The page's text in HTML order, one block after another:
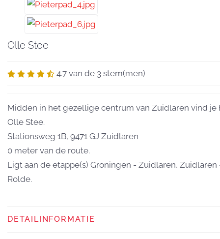
Olle Stee
4.7 van de 3 stem(men)
Midden in het gezellige centrum van Zuidlaren vind je
Olle Stee.
Stationsweg 1B, 9471 GJ Zuidlaren
0 meter van de route.
Ligt aan de etappe(s) Groningen - Zuidlaren, Zuidlaren
Rolde.
DETAILINFORMATIE